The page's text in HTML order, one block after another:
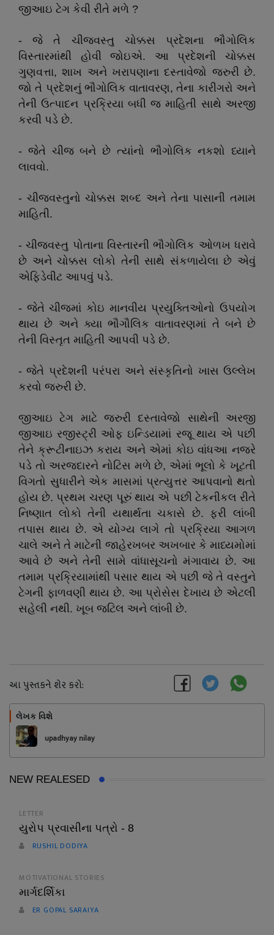
જીઆઇ ટેગ કેવી રીતે મળે ?
- જે તે ચીજવસ્તુ ચોક્કસ પ્રદેશના ભૌગોલિક
વિસ્તારમાંથી હોવી જોઇએ. આ પ્રદેશની ચોક્કસ
ગુણવત્તા, શાખ અને ખરાપણાના દસ્તાવેજો જરુરી છે.
જો તે પ્રદેશનું ભૌગોલિક વાતાવરણ, તેના કારીગરો અને
તેની ઉત્પાદન પ્રક્રિયા બધી જ માહિતી સાથે અરજી
કરવી પડે છે.
- જેતે ચીજ બને છે ત્યાંનો ભૌગોલિક નકશો ધ્યાને
લાવવો.
- ચીજવસ્તુનો ચોક્કસ શબ્દ અને તેના પાસાની તમામ
માહિતી.
- ચીજવસ્તુ પોતાના વિસ્તારની ભૌગોલિક ઓળખ ધરાવે
છે અને ચોક્કસ લોકો તેની સાથે સંકળાયેલા છે એવું
એફિડેવીટ આપવું પડે.
- જેતે ચીજમાં કોઇ માનવીય પ્રયુક્તિઓનો ઉપયોગ
થાય છે અને ક્યા ભૌગૌલિક વાતાવરણમાં તે બને છે
તેની વિસ્તૃત માહિતી આપવી પડે છે.
- જેતે પ્રદેશની પરંપરા અને સંસ્કૃતિનો ખાસ ઉલ્લેખ
કરવો જરુરી છે.
જીઆઇ ટેગ માટે જરુરી દસ્તાવેજો સાથેની અરજી
જીઆઇ રજીસ્ટ્રી ઓફ ઇન્ડિયામાં રજૂ થાય એ પછી
તેને ક્રૂટીનાઇઝ કરાય અને એમાં કોઇ વાંધઆ નજરે
પડે તો અરજદારને નોટિસ મળે છે, એમાં ભૂલો કે ખૂટતી
વિગતો સુધારીને એક માસમાં પ્રત્યુત્તર આપવાનો થતો
હોય છે. પ્રથમ ચરણ પૂરું થાય એ પછી ટેકનીકલ રીતે
નિષ્ણાત લોકો તેની યથાર્થતા ચકાસે છે. ફરી લાંબી
તપાસ થાય છે. એ યોગ્ય લાગે તો પ્રક્રિયા આગળ
ચાલે અને તે માટેની જાહેરખબર અખબાર કે માધ્યમોમાં
આવે છે અને તેની સામે વાંધાસૂચનો મંગાવાય છે. આ
તમામ પ્રક્રિયામાંથી પસાર થાય એ પછી જે તે વસ્તુને
ટેગની ફાળવણી થાય છે. આ પ્રોસેસ દેખાય છે એટલી
સહેલી નથી. ખૂબ જટિલ અને લાંબી છે.
આ પુસ્તકને શેર કરો:
લેખક વિશે
upadhyay nilay
NEW REALESED
LETTER
યુરોપ પ્રવાસીના પત્રો - 8
RUSHIL DODIYA
MOTIVATIONAL STORIES
માર્ગદર્શિકા
ER GOPAL SARAIYA